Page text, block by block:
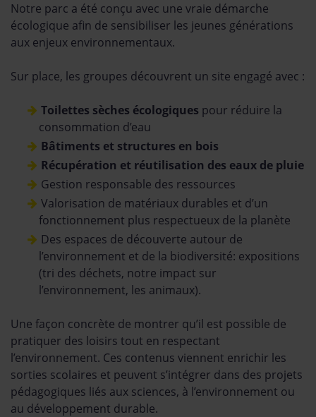
Notre parc a été conçu avec une vraie démarche
écologique afin de sensibiliser les jeunes générations
aux enjeux environnementaux.
Sur place, les groupes découvrent un site engagé avec :
Toilettes sèches écologiques pour réduire la
consommation d’eau
Bâtiments et structures en bois
Récupération et réutilisation des eaux de pluie
Gestion responsable des ressources
Valorisation de matériaux durables et d’un
fonctionnement plus respectueux de la planète
Des espaces de découverte autour de
l’environnement et de la biodiversité: expositions
(tri des déchets, notre impact sur
l’environnement, les animaux).
Une façon concrète de montrer qu’il est possible de
pratiquer des loisirs tout en respectant
l’environnement. Ces contenus viennent enrichir les
sorties scolaires et peuvent s’intégrer dans des projets
pédagogiques liés aux sciences, à l’environnement ou
au développement durable.